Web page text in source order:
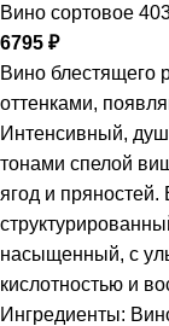
Вино сортовое
6795 ₽
Вино блестящего
оттенками,
Интенсивный,
тонами спелой
ягод и
насыщенный, с
кислотностью и
Ингредиенты: